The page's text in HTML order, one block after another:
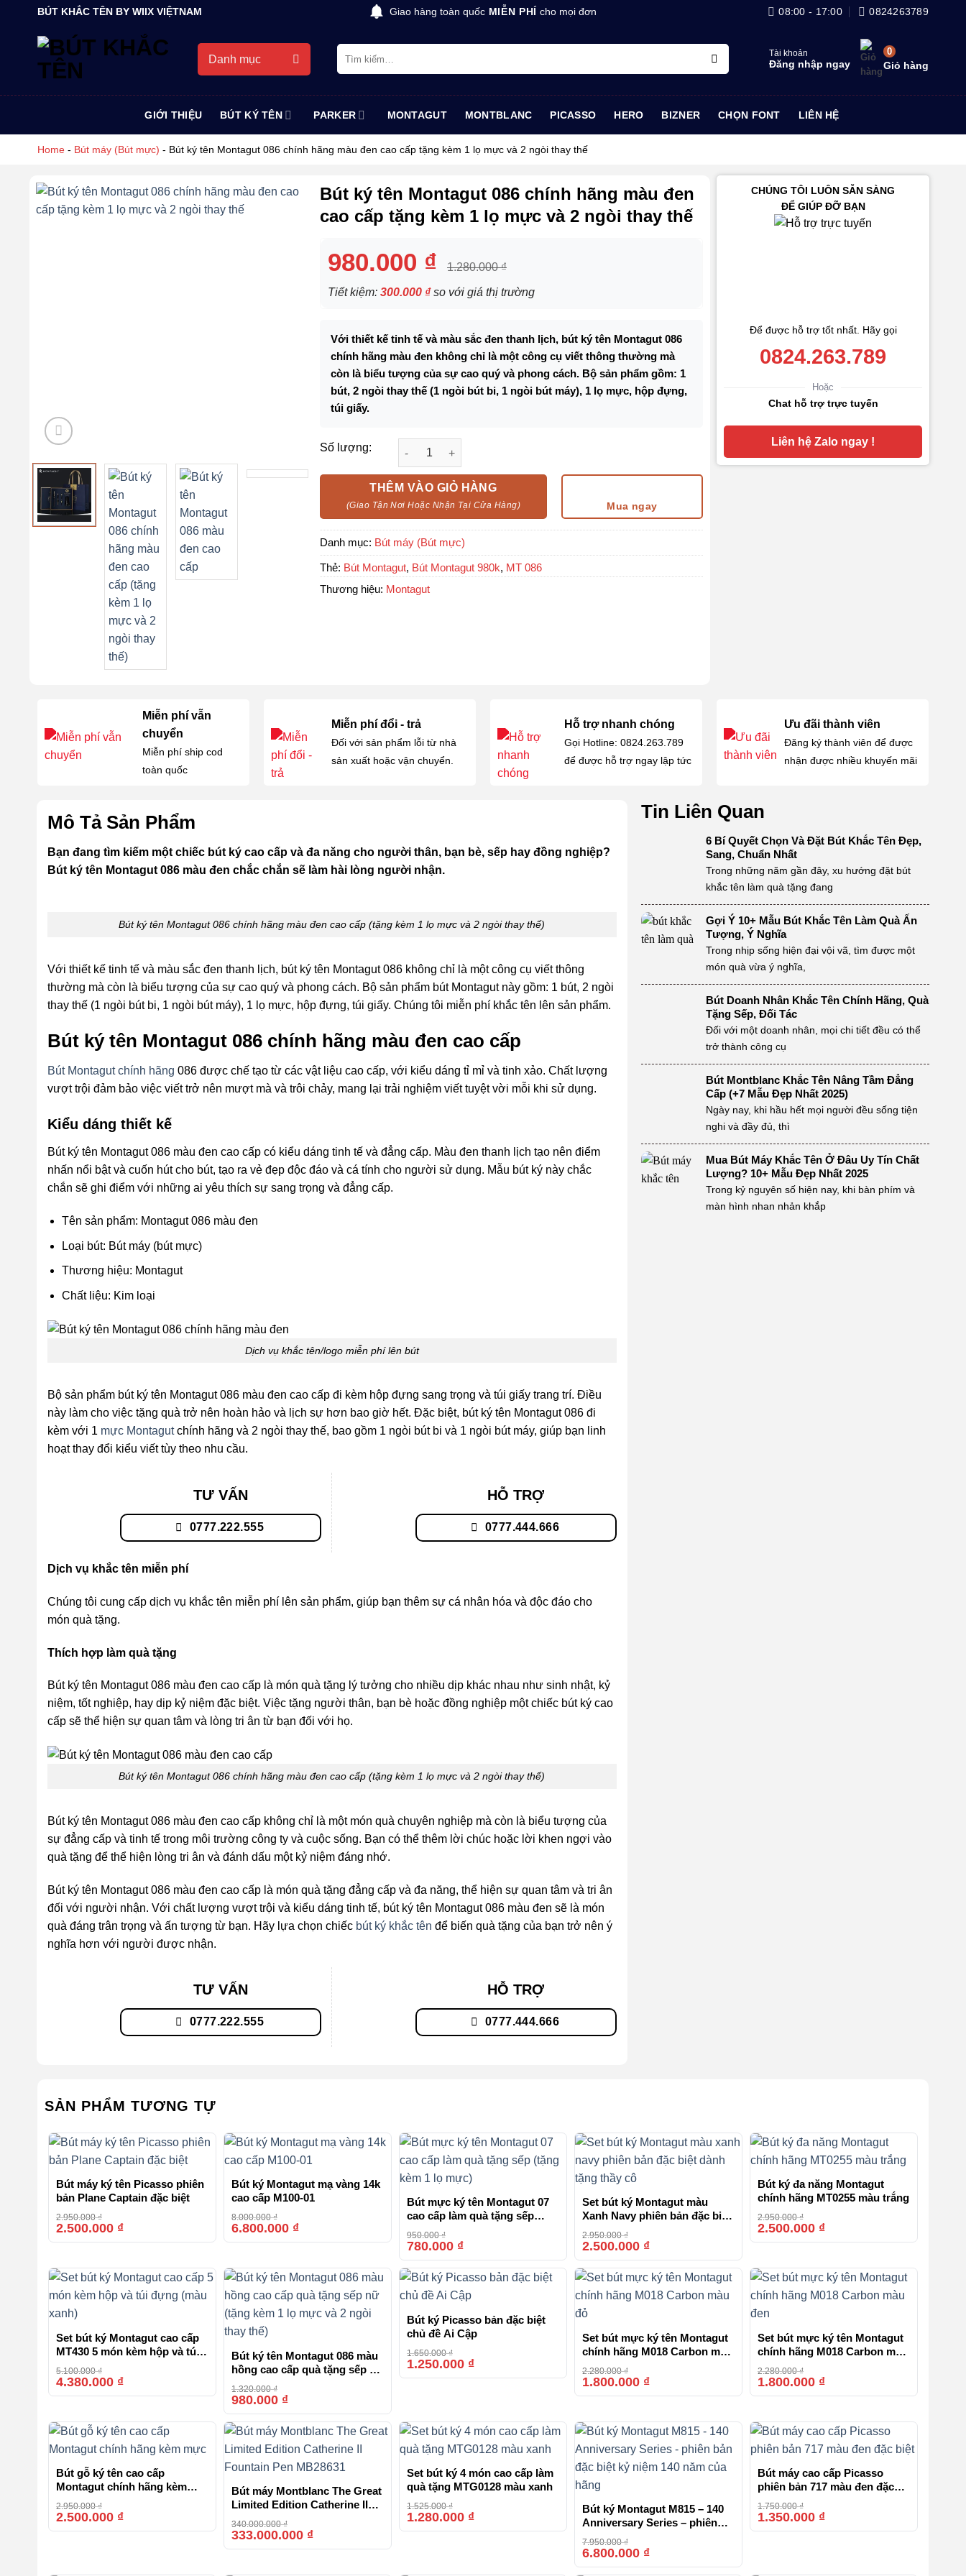
BÚT KHẮC TÊN BY WIIX VIỆTNAM Giao hàng toàn quốcMIỄN PHÍ cho mọi đơn 08:00 - 17:00 0824263789
Danh mục
Tìm
kiếm:
Tài khoản
Đăng nhập ngay
0
Giỏ hàng
GIỚI THIỆU BÚT KÝ TÊN PARKER MONTAGUT MONTBLANC PICASSO HERO BIZNER CHỌN FONT LIÊN HỆ
Home - Bút máy (Bút mực) - Bút ký tên Montagut 086 chính hãng màu đen cao cấp tặng kèm 1 lọ mực và 2 ngòi thay thế
Bút ký tên Montagut 086 chính hãng màu đen
cao cấp tặng kèm 1 lọ mực và 2 ngòi thay thế
980.000 ₫ 1.280.000₫
Tiết kiệm:300.000₫so với giá thị trường
Với thiết kế tinh tế và màu sắc đen thanh lịch, bút ký tên Montagut 086
chính hãng màu đen không chỉ là một công cụ viết thông thường mà
còn là biểu tượng của sự cao quý và phong cách. Bộ sản phẩm gồm: 1
bút, 2 ngòi thay thế (1 ngòi bút bi, 1 ngòi bút máy), 1 lọ mực, hộp đựng,
túi giấy.
Số lượng: Bút ký tên Montagut 086 chính hãng màu đen cao cấp tặng kèm 1 lọ mực và 2 ngòi thay thế số lượng
THÊM VÀO GIỎ HÀNG
Mua ngay
Danh mục: Bút máy (Bút mực)
Thẻ: Bút Montagut, Bút Montagut 980k, MT 086
Thương hiệu: Montagut
CHÚNG TÔI LUÔN SẴN SÀNG
ĐỂ GIÚP ĐỠ BẠN
Để được hỗ trợ tốt nhất. Hãy gọi
0824.263.789
Hoặc
Chat hỗ trợ trực tuyến
Liên hệ Zalo ngay !
Miễn phí vẫn
chuyển
Miễn phí ship cod
toàn quốc
Miễn phí đổi - trả
Đối với sản phẩm lỗi từ nhà
sản xuất hoặc vận chuyển.
Hỗ trợ nhanh chóng
Gọi Hotline: 0824.263.789
để được hỗ trợ ngay lập tức
Ưu đãi thành viên
Đăng ký thành viên để được
nhận được nhiều khuyến mãi
Mô Tả Sản Phẩm
Bạn đang tìm kiếm một chiếc bút ký cao cấp và đa năng cho người thân, bạn bè, sếp hay đồng nghiệp?
Bút ký tên Montagut 086 màu đen chắc chắn sẽ làm hài lòng người nhận.
Bút ký tên Montagut 086 chính hãng màu đen cao cấp (tặng kèm 1 lọ mực và 2 ngòi thay thế)
Với thiết kế tinh tế và màu sắc đen thanh lịch, bút ký tên Montagut 086 không chỉ là một công cụ viết thông
thường mà còn là biểu tượng của sự cao quý và phong cách. Bộ sản phẩm bút Montagut này gồm: 1 bút, 2 ngòi
thay thế (1 ngòi bút bi, 1 ngòi bút máy), 1 lọ mực, hộp đựng, túi giấy. Chúng tôi miễn phí khắc tên lên sản phẩm.
Bút ký tên Montagut 086 chính hãng màu đen cao cấp
Bút Montagut chính hãng 086 được chế tạo từ các vật liệu cao cấp, với kiểu dáng tỉ mỉ và tinh xảo. Chất lượng
vượt trội đảm bảo việc viết trở nên mượt mà và trôi chảy, mang lại trải nghiệm viết tuyệt vời mỗi khi sử dụng.
Kiểu dáng thiết kế
Bút ký tên Montagut 086 màu đen cao cấp có kiểu dáng tinh tế và đẳng cấp. Màu đen thanh lịch tạo nên điểm
nhấn nổi bật và cuốn hút cho bút, tạo ra vẻ đẹp độc đáo và cá tính cho người sử dụng. Mẫu bút ký này chắc
chắn sẽ ghi điểm với những ai yêu thích sự sang trọng và đẳng cấp.
Tên sản phẩm: Montagut 086 màu đen
Loại bút: Bút máy (bút mực)
Thương hiệu: Montagut
Chất liệu: Kim loại
Dịch vụ khắc tên/logo miễn phí lên bút
Bộ sản phẩm bút ký tên Montagut 086 màu đen cao cấp đi kèm hộp đựng sang trọng và túi giấy trang trí. Điều
này làm cho việc tặng quà trở nên hoàn hảo và lịch sự hơn bao giờ hết. Đặc biệt, bút ký tên Montagut 086 đi
kèm với 1 mực Montagutchính hãng và 2 ngòi thay thế, bao gồm 1 ngòi bút bi và 1 ngòi bút máy, giúp bạn linh
hoạt thay đổi kiểu viết tùy theo nhu cầu.
TƯ VẤN
0777.222.555
HỖ TRỢ
0777.444.666
Dịch vụ khắc tên miễn phí
Chúng tôi cung cấp dịch vụ khắc tên miễn phí lên sản phẩm, giúp bạn thêm sự cá nhân hóa và độc đáo cho
món quà tặng.
Thích hợp làm quà tặng
Bút ký tên Montagut 086 màu đen cao cấp là món quà tặng lý tưởng cho nhiều dịp khác nhau như sinh nhật, kỷ
niệm, tốt nghiệp, hay dịp kỷ niệm đặc biệt. Việc tặng người thân, bạn bè hoặc đồng nghiệp một chiếc bút ký cao
cấp sẽ thể hiện sự quan tâm và lòng tri ân từ bạn đối với họ.
Bút ký tên Montagut 086 chính hãng màu đen cao cấp (tặng kèm 1 lọ mực và 2 ngòi thay thế)
Bút ký tên Montagut 086 màu đen cao cấp không chỉ là một món quà chuyên nghiệp mà còn là biểu tượng của
sự đẳng cấp và tinh tế trong môi trường công ty và cuộc sống. Bạn có thể thêm lời chúc hoặc lời khen ngợi vào
quà tặng để thể hiện lòng tri ân và đánh dấu một kỷ niệm đáng nhớ.
Bút ký tên Montagut 086 màu đen cao cấp là món quà tặng đẳng cấp và đa năng, thể hiện sự quan tâm và tri ân
đối với người nhận. Với chất lượng vượt trội và kiểu dáng tinh tế, bút ký tên Montagut 086 màu đen sẽ là món
quà đáng trân trọng và ấn tượng từ bạn. Hãy lựa chọn chiếc bút ký khắc tên để biến quà tặng của bạn trở nên ý
nghĩa hơn với người được nhận.
TƯ VẤN
0777.222.555
HỖ TRỢ
0777.444.666
Tin Liên Quan
6 Bí Quyết Chọn Và Đặt Bút Khắc Tên Đẹp,
Sang, Chuẩn Nhất
Trong những năm gần đây, xu hướng đặt bút
khắc tên làm quà tặng đang
Gợi Ý 10+ Mẫu Bút Khắc Tên Làm Quà Ấn
Tượng, Ý Nghĩa
Trong nhịp sống hiện đại vội vã, tìm được một
món quà vừa ý nghĩa,
Bút Doanh Nhân Khắc Tên Chính Hãng, Quà
Tặng Sếp, Đối Tác
Đối với một doanh nhân, mọi chi tiết đều có thể
trở thành công cụ
Bút Montblanc Khắc Tên Nâng Tầm Đẳng
Cấp (+7 Mẫu Đẹp Nhất 2025)
Ngày nay, khi hầu hết mọi người đều sống tiện
nghi và đầy đủ, thì
Mua Bút Máy Khắc Tên Ở Đâu Uy Tín Chất
Lượng? 10+ Mẫu Đẹp Nhất 2025
Trong kỷ nguyên số hiện nay, khi bàn phím và
màn hình nhan nhản khắp
SẢN PHẨM TƯƠNG TỰ
Bút máy ký tên Picasso phiên
bản Plane Captain đặc biệt
2.950.000₫
2.500.000 ₫
Bút ký Montagut mạ vàng 14k
cao cấp M100-01
8.000.000₫
6.800.000 ₫
Bút mực ký tên Montagut 07
cao cấp làm quà tặng sếp
(tặng kèm 1 lọ mực)
950.000₫
780.000 ₫
Set bút ký Montagut màu
Xanh Navy phiên bản đặc biệt
dành tặng thầy cô
2.950.000₫
2.500.000 ₫
Bút ký đa năng Montagut
chính hãng MT0255 màu trắng
2.950.000₫
2.500.000 ₫
Set bút ký Montagut cao cấp
MT430 5 món kèm hộp và túi
đựng màu xanh
5.100.000₫
4.380.000 ₫
Bút ký tên Montagut 086 màu
hồng cao cấp quà tặng sếp nữ
(tặng kèm 1 lọ mực và 2 ngòi
thay thế)
1.320.000₫
980.000 ₫
Bút ký Picasso bản đặc biệt
chủ đề Ai Cập
1.650.000₫
1.250.000 ₫
Set bút mực ký tên Montagut
chính hãng M018 Carbon màu
đỏ
2.280.000₫
1.800.000 ₫
Set bút mực ký tên Montagut
chính hãng M018 Carbon màu
đen
2.280.000₫
1.800.000 ₫
Bút gỗ ký tên cao cấp
Montagut chính hãng kèm
mực
2.950.000₫
2.500.000 ₫
Bút máy Montblanc The Great
Limited Edition Catherine II
Fountain Pen MB28631
340.000.000₫
333.000.000 ₫
Set bút ký 4 món cao cấp làm
quà tặng MTG0128 màu xanh
1.525.000₫
1.280.000 ₫
Bút ký Montagut M815 – 140
Anniversary Series – phiên
bản đặc biệt kỷ niệm 140 năm
của hãng
7.950.000₫
6.800.000 ₫
Bút máy cao cấp Picasso
phiên bản 717 màu đen đặc
biệt
1.750.000₫
1.350.000 ₫